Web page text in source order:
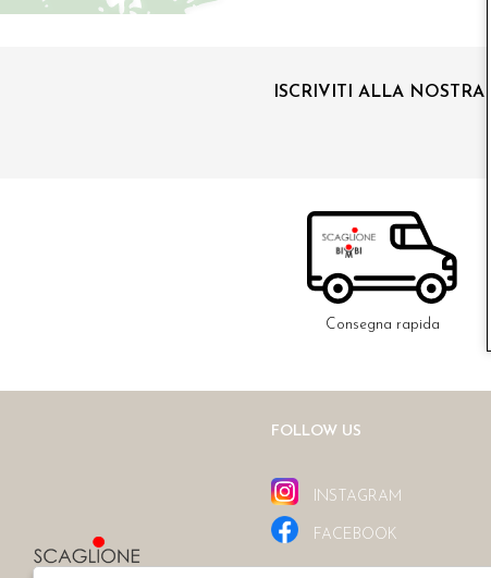
ISCRIVITI ALLA NOSTRA
Consegna rapida
FOLLOW US
INSTAGRAM
FACEBOOK